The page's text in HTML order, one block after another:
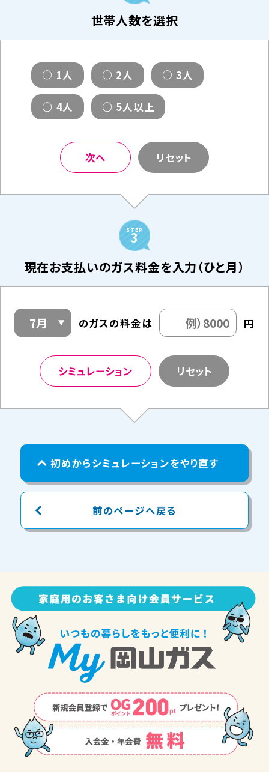
世帯人数を選択
1人 2人 3人
4人 5人以上
次へ リセット
STEP
3
現在お支払いのガス料金を入力（ひと月）
のガスの料金は 円
シミュレーション リセット
初めからシミュレーションをやり直す
前のページへ戻る